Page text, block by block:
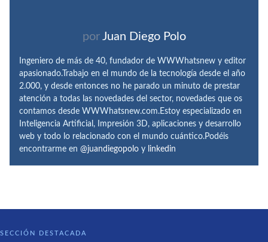
por Juan Diego Polo
Ingeniero de más de 40, fundador de WWWhatsnew y editor
apasionado.Trabajo en el mundo de la tecnología desde el año
2.000, y desde entonces no he parado un minuto de prestar
atención a todas las novedades del sector, novedades que os
contamos desde WWWhatsnew.com.Estoy especializado en
Inteligencia Artificial, Impresión 3D, aplicaciones y desarrollo
web y todo lo relacionado con el mundo cuántico.Podéis
encontrarme en @juandiegopolo y linkedin
SECCIÓN DESTACADA